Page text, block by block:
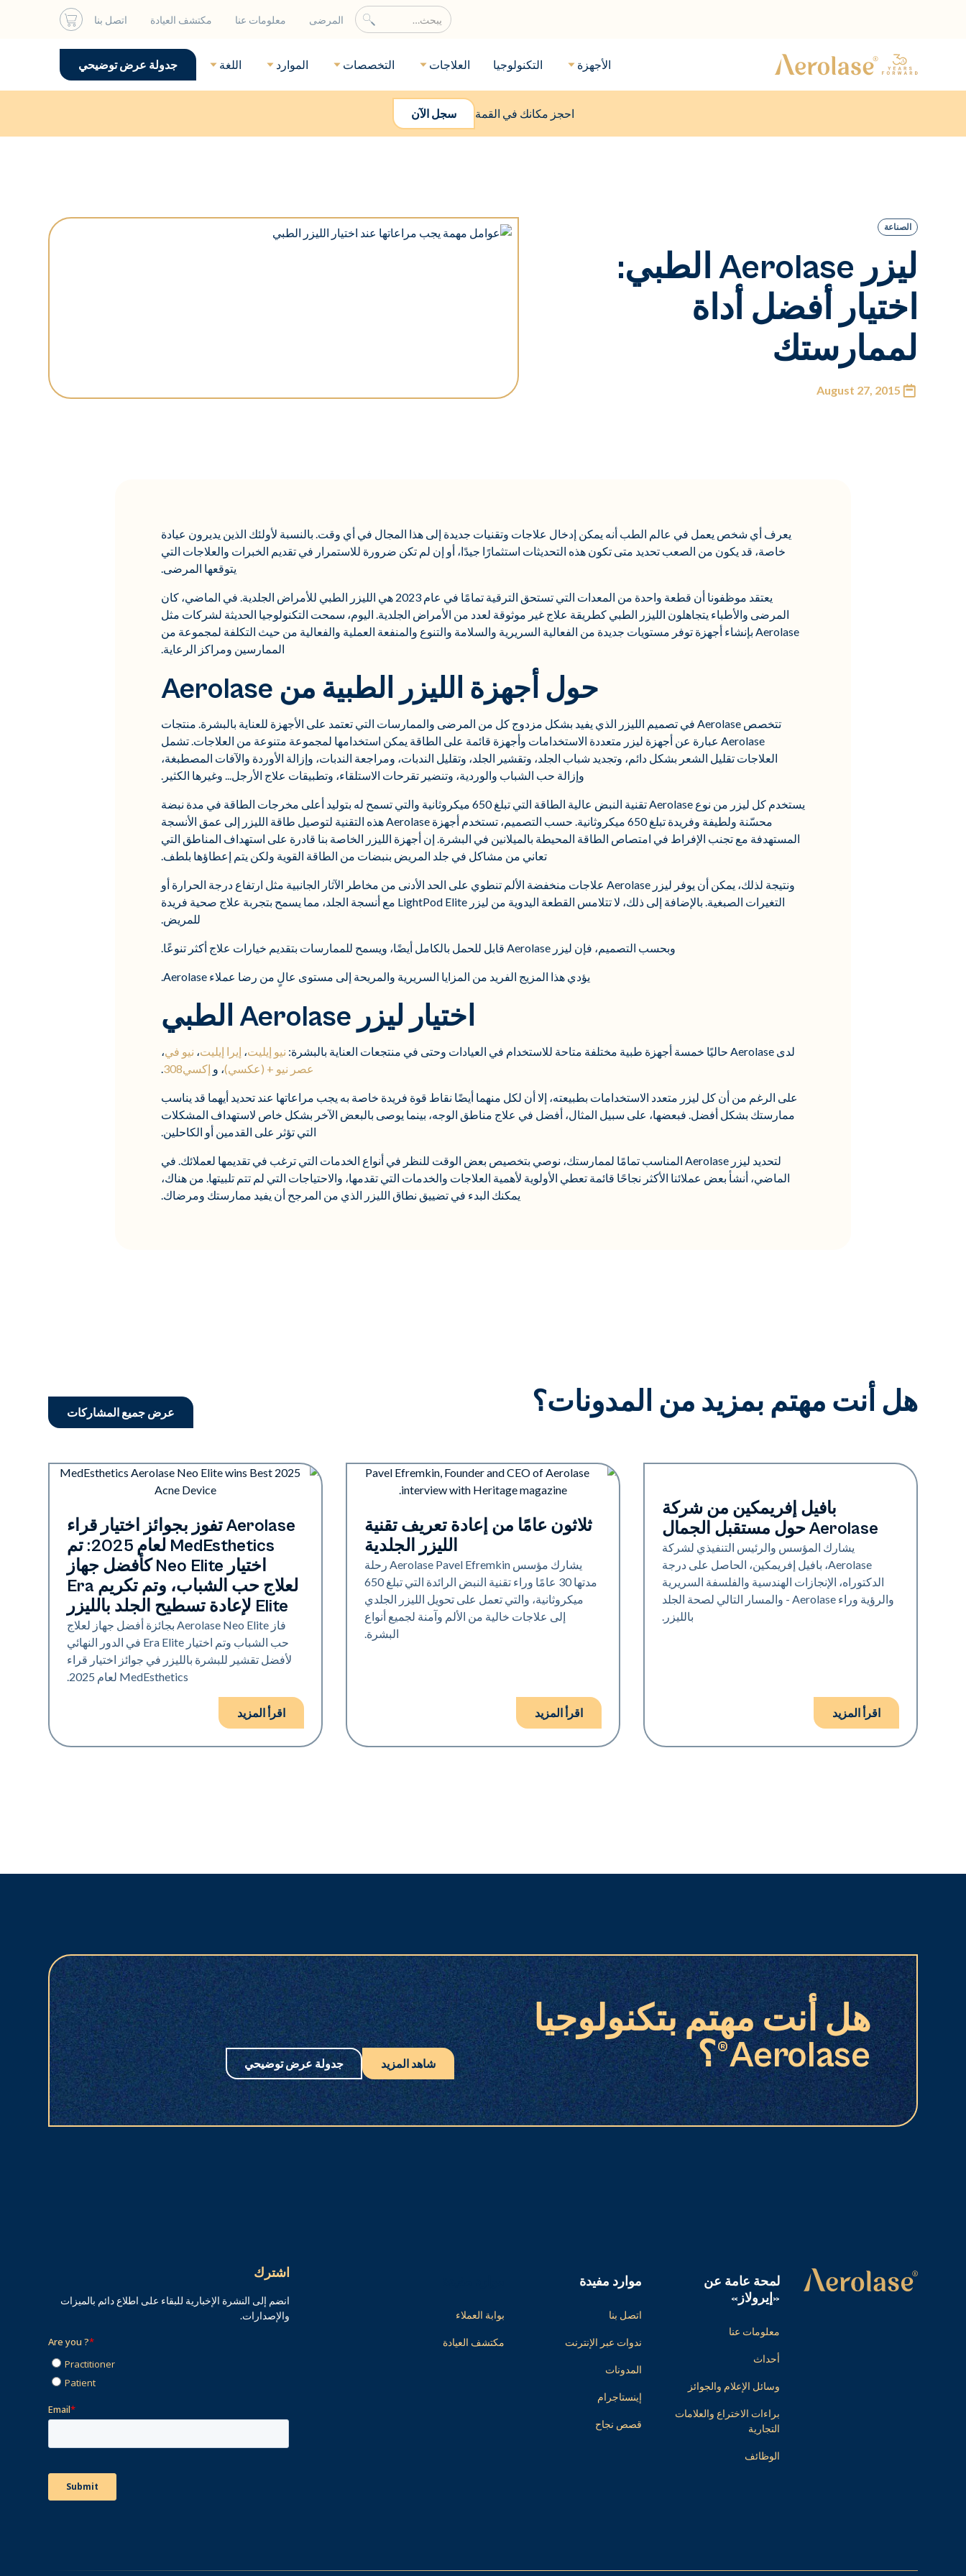
المرضى معلومات عنا مكتشف العيادة اتصل بنا
الأجهزة التكنولوجيا العلاجات التخصصات الموارد اللغة جدولة عرض توضيحي
احجز مكانك في القمة سجل الآن
الصناعة
ليزر Aerolase الطبي:
اختيار أفضل أداة
لممارستك
August 27, 2015
يعرف أي شخص يعمل في عالم الطب أنه يمكن إدخال علاجات وتقنيات جديدة إلى هذا المجال في أي وقت. بالنسبة لأولئك الذين يديرون عيادة
خاصة، قد يكون من الصعب تحديد متى تكون هذه التحديثات استثمارًا جيدًا، أو إن لم تكن ضرورة للاستمرار في تقديم الخبرات والعلاجات التي
يتوقعها المرضى.
يعتقد موظفونا أن قطعة واحدة من المعدات التي تستحق الترقية تمامًا في عام 2023 هي الليزر الطبي للأمراض الجلدية. في الماضي، كان
المرضى والأطباء يتجاهلون الليزر الطبي كطريقة علاج غير موثوقة لعدد من الأمراض الجلدية. اليوم، سمحت التكنولوجيا الحديثة لشركات مثل
Aerolase بإنشاء أجهزة توفر مستويات جديدة من الفعالية السريرية والسلامة والتنوع والمنفعة العملية والفعالية من حيث التكلفة لمجموعة من
الممارسين ومراكز الرعاية.
حول أجهزة الليزر الطبية من Aerolase
تتخصص Aerolase في تصميم الليزر الذي يفيد بشكل مزدوج كل من المرضى والممارسات التي تعتمد على الأجهزة للعناية بالبشرة. منتجات
Aerolase عبارة عن أجهزة ليزر متعددة الاستخدامات وأجهزة قائمة على الطاقة يمكن استخدامها لمجموعة متنوعة من العلاجات. تشمل
العلاجات تقليل الشعر بشكل دائم، وتجديد شباب الجلد، وتقشير الجلد، وتقليل الندبات، ومراجعة الندبات، وإزالة الأوردة والآفات المصطبغة،
وإزالة حب الشباب والوردية، وتنضير تقرحات الاستلقاء، وتطبيقات علاج الأرجل... وغيرها الكثير.
يستخدم كل ليزر من نوع Aerolase تقنية النبض عالية الطاقة التي تبلغ 650 ميكروثانية والتي تسمح له بتوليد أعلى مخرجات الطاقة في مدة نبضة
محسّنة ولطيفة وفريدة تبلغ 650 ميكروثانية. حسب التصميم، تستخدم أجهزة Aerolase هذه التقنية لتوصيل طاقة الليزر إلى عمق الأنسجة
المستهدفة مع تجنب الإفراط في امتصاص الطاقة المحيطة بالميلانين في البشرة. إن أجهزة الليزر الخاصة بنا قادرة على استهداف المناطق التي
تعاني من مشاكل في جلد المريض بنبضات من الطاقة القوية ولكن يتم إعطاؤها بلطف.
ونتيجة لذلك، يمكن أن يوفر ليزر Aerolase علاجات منخفضة الألم تنطوي على الحد الأدنى من مخاطر الآثار الجانبية مثل ارتفاع درجة الحرارة أو
التغيرات الصبغية. بالإضافة إلى ذلك، لا تتلامس القطعة اليدوية من ليزر LightPod Elite مع أنسجة الجلد، مما يسمح بتجربة علاج صحية فريدة
للمريض.
وبحسب التصميم، فإن ليزر Aerolase قابل للحمل بالكامل أيضًا، ويسمح للممارسات بتقديم خيارات علاج أكثر تنوعًا.
يؤدي هذا المزيج الفريد من المزايا السريرية والمريحة إلى مستوى عالٍ من رضا عملاء Aerolase.
اختيار ليزر Aerolase الطبي
لدى Aerolase حاليًا خمسة أجهزة طبية مختلفة متاحة للاستخدام في العيادات وحتى في منتجعات العناية بالبشرة: نيو إيليت، إيرا إيليت، نيو في،
عصر نيو + (عكسي)، و إكسي308 .
على الرغم من أن كل ليزر متعدد الاستخدامات بطبيعته، إلا أن لكل منهما أيضًا نقاط قوة فريدة خاصة به يجب مراعاتها عند تحديد أيهما قد يناسب
ممارستك بشكل أفضل. فبعضها، على سبيل المثال، أفضل في علاج مناطق الوجه، بينما يوصى بالبعض الآخر بشكل خاص لاستهداف المشكلات
التي تؤثر على القدمين أو الكاحلين.
لتحديد ليزر Aerolase المناسب تمامًا لممارستك، نوصي بتخصيص بعض الوقت للنظر في أنواع الخدمات التي ترغب في تقديمها لعملائك. في
الماضي، أنشأ بعض عملائنا الأكثر نجاحًا قائمة تعطي الأولوية لأهمية العلاجات والخدمات التي تقدمها، والاحتياجات التي لم تتم تلبيتها. من هناك،
يمكنك البدء في تضييق نطاق الليزر الذي من المرجح أن يفيد ممارستك ومرضاك.
هل أنت مهتم بمزيد من المدونات؟ عرض جميع المشاركات
بافيل إفريمكين من شركة
Aerolase حول مستقبل الجمال
يشارك المؤسس والرئيس التنفيذي لشركة
Aerolase، بافيل إفريمكين، الحاصل على درجة
الدكتوراه، الإنجازات الهندسية والفلسفة السريرية
والرؤية وراء Aerolase - والمسار التالي لصحة الجلد
بالليزر.
اقرأ المزيد
الصناعة
ثلاثون عامًا من إعادة تعريف تقنية
الليزر الجلدية
يشارك مؤسس Aerolase Pavel Efremkin رحلة
مدتها 30 عامًا وراء تقنية النبض الرائدة التي تبلغ 650
ميكروثانية، والتي تعمل على تحويل الليزر الجلدي
إلى علاجات خالية من الألم وآمنة لجميع أنواع
البشرة.
اقرأ المزيد
الصناعة
Aerolase تفوز بجوائز اختيار قراء
MedEsthetics لعام 2025: تم
اختيار Neo Elite كأفضل جهاز
لعلاج حب الشباب، وتم تكريم Era
Elite لإعادة تسطيح الجلد بالليزر
فاز Aerolase Neo Elite بجائزة أفضل جهاز لعلاج
حب الشباب وتم اختيار Era Elite في الدور النهائي
لأفضل تقشير للبشرة بالليزر في جوائز اختيار قراء
MedEsthetics لعام 2025.
اقرأ المزيد
هل أنت مهتم بتكنولوجيا
Aerolase®؟
شاهد المزيد جدولة عرض توضيحي
لمحة عامة عن
«إيرولاز»
معلومات عنا
أحداث
وسائل الإعلام والجوائز
براءات الاختراع والعلامات
التجارية
الوظائف
موارد مفيدة
اتصل بنا
ندوات عبر الإنترنت
المدونات
إينستاجرام
قصص نجاح
بوابة العملاء
مكتشف العيادة
اشترك
انضم إلى النشرة الإخبارية للبقاء على اطلاع دائم بالميزات
والإصدارات.